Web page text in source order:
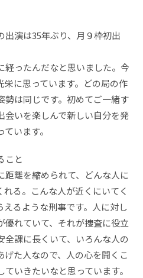
演は35年ぶり、月９枠初出
経ったんだなと思いました。今
栄に思っています。どの局の作
勢は同じです。初めてご一緒す
会いを楽しんで新しい自分を発
います。
こと
離を縮められて、どんな人に
る。こんな人が近くにいてく
るような刑事です。人に対し
優れていて、それが捜査に役立
全課に長くいて、いろんな人の
た人なので、人の心を開くこ
いきたいなと思っています。